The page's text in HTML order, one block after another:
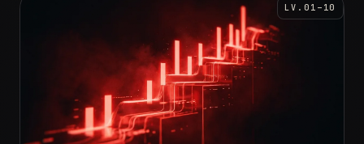
LV.01–10